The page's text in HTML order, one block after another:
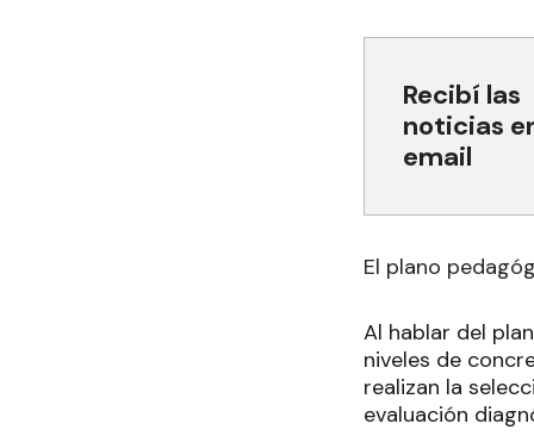
Recibí las
noticias
email
El plano
Al hablar del
niveles de
realizan la
evaluación